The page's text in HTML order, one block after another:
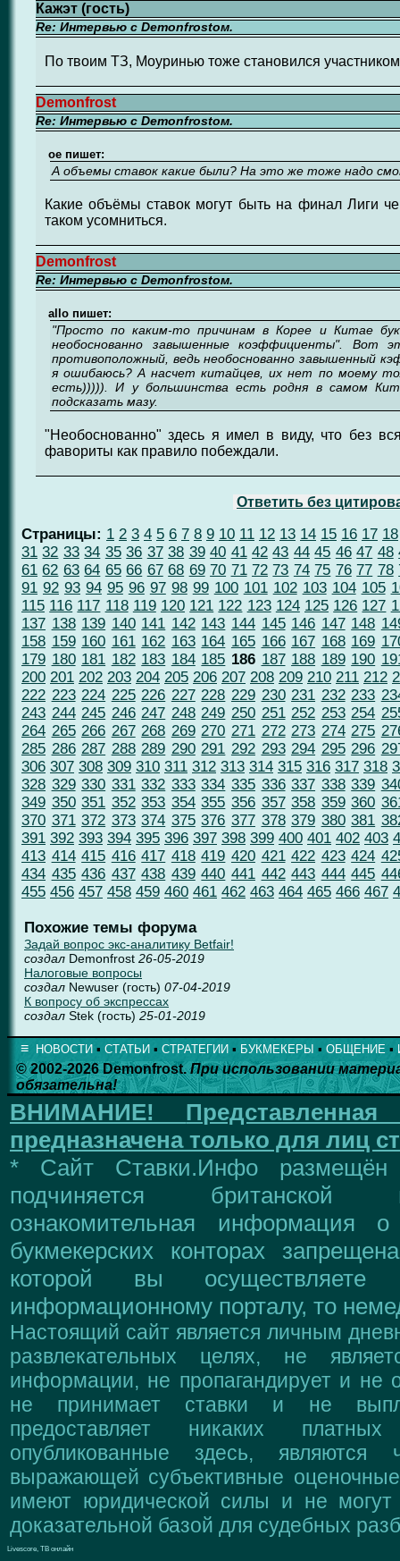
Кажэт (гость)
Re: Интервью с Demonfrostом.
По твоим ТЗ, Моуринью тоже становился
Demonfrost
Re: Интервью с Demonfrostом.
ое пишет:
А объемы ставок какие были? На это же тоже надо
Какие объёмы ставок могут быть на финал Лиги
таком усомниться.
Demonfrost
Re: Интервью с Demonfrostом.
allo пишет:
"Просто по каким-то причинам в Корее и Китае
необоснованно завышенные коэффициенты". Вот
противоположный, ведь необоснованно завышенный
я ошибаюсь? А насчет китайцев, их нет по моему
есть))))). И у большинства есть родня в самом
подсказать мазу.
"Необоснованно" здесь я имел в виду, что без
фавориты как правило побеждали.
Ответить без
Страницы: 1 2 3 4 5 6 7 8 9 10 11 12 13 14 15 16 17 18
31 32 33 34 35 36 37 38 39 40 41 42 43 44 45 46 47 48
61 62 63 64 65 66 67 68 69 70 71 72 73 74 75 76 77 78
91 92 93 94 95 96 97 98 99 100 101 102 103 104 105
115 116 117 118 119 120 121 122 123 124 125 126 127
137 138 139 140 141 142 143 144 145 146 147 148
158 159 160 161 162 163 164 165 166 167 168 169
179 180 181 182 183 184 185 186 187 188 189 190
200 201 202 203 204 205 206 207 208 209 210 211 212
222 223 224 225 226 227 228 229 230 231 232 233
243 244 245 246 247 248 249 250 251 252 253 254
264 265 266 267 268 269 270 271 272 273 274 275
285 286 287 288 289 290 291 292 293 294 295 296
306 307 308 309 310 311 312 313 314 315 316 317 318
328 329 330 331 332 333 334 335 336 337 338 339
349 350 351 352 353 354 355 356 357 358 359 360
370 371 372 373 374 375 376 377 378 379 380 381
391 392 393 394 395 396 397 398 399 400 401 402 403
413 414 415 416 417 418 419 420 421 422 423 424
434 435 436 437 438 439 440 441 442 443 444 445
455 456 457 458 459 460 461 462 463 464 465 466 467
Похожие темы форума
Задай вопрос экс-аналитику Betfair!
создал Demonfrost 26-05-2019
Налоговые вопросы
создал Newuser (гость) 07-04-2019
К вопросу об экспрессах
создал Stek (гость) 25-01-2019
≡ НОВОСТИ ▪ СТАТЬИ ▪ СТРАТЕГИИ ▪ БУКМЕКЕРЫ ▪ ОБЩЕНИЕ ▪
© 2002-2026 Demonfrost.При использовании
обязательна!
ВНИМАНИЕ!
предназначена только для лиц
* Сайт Ставки.Инфо размещён
подчиняется британской
ознакомительная информация
букмекерских конторах
которой вы
информационному порталу, то
Настоящий сайт является личным
развлекательных целях, не
информации, не пропагандирует и не
не принимает ставки и не
предоставляет никаких
опубликованные здесь, являются
выражающей субъективные
имеют юридической силы и не могут
доказательной базой для судебных
Livescore, ТВ онлайн